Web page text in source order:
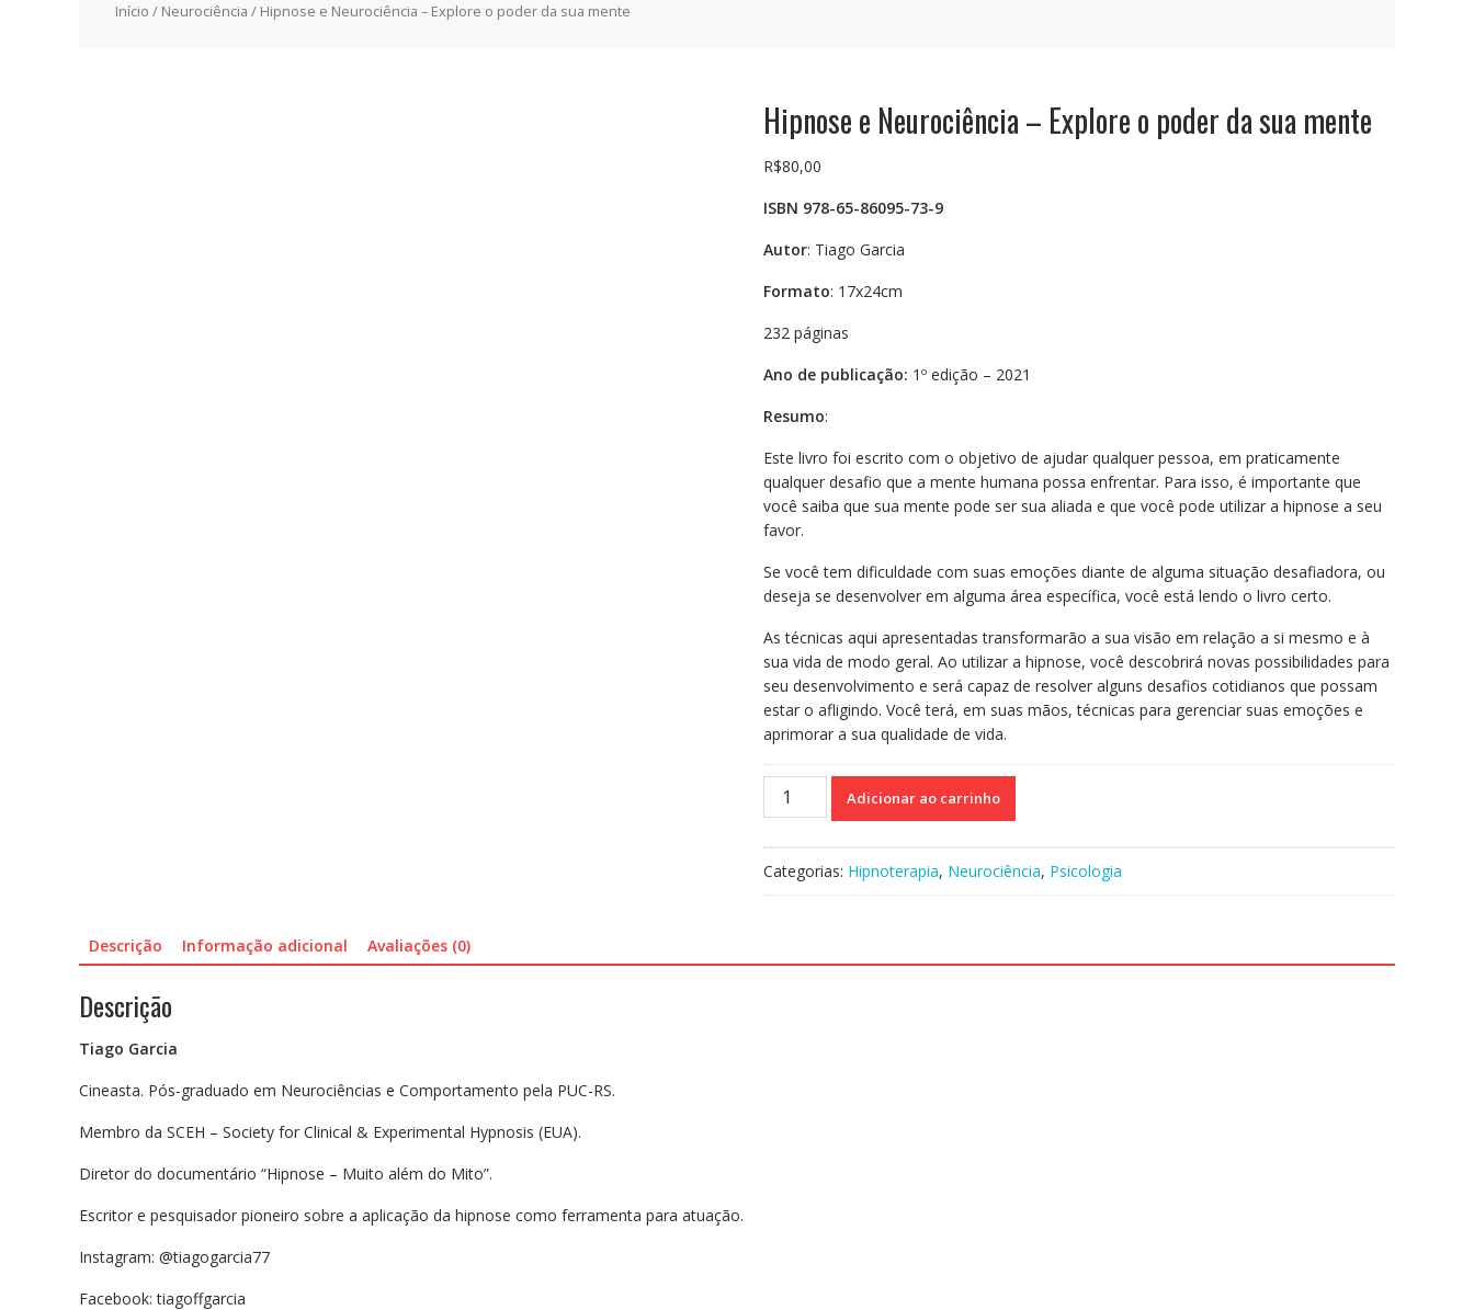
Início / Neurociência / Hipnose e Neurociência – Explore o poder da sua mente
Hipnose e Neurociência – Explore o poder da sua mente
R$80,00
ISBN 978-65-86095-73-9
Autor: Tiago Garcia
Formato: 17x24cm
232 páginas
Ano de publicação: 1º edição – 2021
Resumo:
Este livro foi escrito com o objetivo de ajudar qualquer pessoa, em praticamente
qualquer desafio que a mente humana possa enfrentar. Para isso, é importante que
você saiba que sua mente pode ser sua aliada e que você pode utilizar a hipnose a seu
favor.
Se você tem dificuldade com suas emoções diante de alguma situação desafiadora, ou
deseja se desenvolver em alguma área específica, você está lendo o livro certo.
As técnicas aqui apresentadas transformarão a sua visão em relação a si mesmo e à
sua vida de modo geral. Ao utilizar a hipnose, você descobrirá novas possibilidades para
seu desenvolvimento e será capaz de resolver alguns desafios cotidianos que possam
estar o afligindo. Você terá, em suas mãos, técnicas para gerenciar suas emoções e
aprimorar a sua qualidade de vida.
Hipnose
Explore
Adicionar ao carrinho
Categorias: Hipnoterapia, Neurociência, Psicologia
Descrição Informação adicional Avaliações (0)
Descrição
Tiago Garcia
Cineasta. Pós-graduado em Neurociências e Comportamento pela PUC-RS.
Membro da SCEH – Society for Clinical & Experimental Hypnosis (EUA).
Diretor do documentário “Hipnose – Muito além do Mito”.
Escritor e pesquisador pioneiro sobre a aplicação da hipnose como ferramenta para atuação.
Instagram: @tiagogarcia77
Facebook: tiagoffgarcia